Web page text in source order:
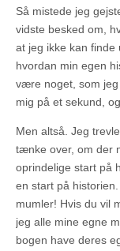
Så mistede jeg
vidste besked om,
at jeg ikke kan finde
hvordan min egen
være noget, som
mig på et sekund,
Men altså. Jeg
tænke over, om der
oprindelige start på
en start på
mumler! Hvis du vil
jeg alle mine egne
bogen have deres